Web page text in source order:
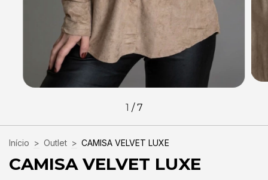
1 /7
Início > Outlet > CAMISA VELVET LUXE
CAMISA VELVET LUXE